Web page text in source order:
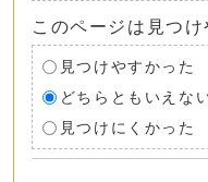
このページは見つ
見つけやすかった
どちらともいえな
見つけにくかった